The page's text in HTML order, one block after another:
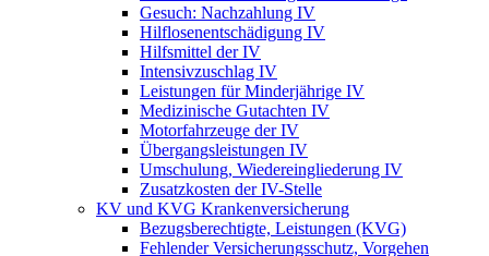
Gesuch: Nachzahlung IV
Hilflosenentschädigung IV
Hilfsmittel der IV
Intensivzuschlag IV
Leistungen für Minderjährige IV
Medizinische Gutachten IV
Motorfahrzeuge der IV
Übergangsleistungen IV
Umschulung, Wiedereingliederung IV
Zusatzkosten der IV-Stelle
KV und KVG Krankenversicherung
Bezugsberechtigte, Leistungen (KVG)
Fehlender Versicherungsschutz, Vorgehen